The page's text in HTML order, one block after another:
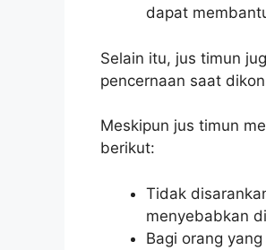
dapat
Selain itu, jus timun
pencernaan saat
Meskipun jus timun
berikut:
Tidak
menyebabkan
Bagi orang